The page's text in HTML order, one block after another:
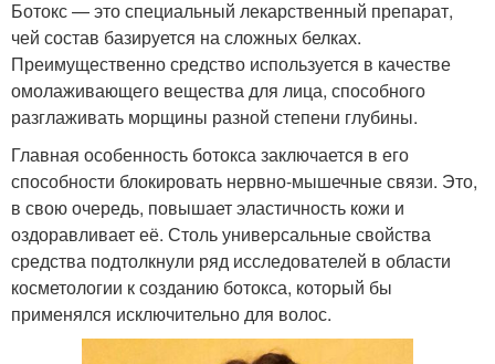
Ботокс — это специальный лекарственный препарат,
чей состав базируется на сложных белках.
Преимущественно средство используется в качестве
омолаживающего вещества для лица, способного
разглаживать морщины разной степени глубины.
Главная особенность ботокса заключается в его
способности блокировать нервно-мышечные связи. Это,
в свою очередь, повышает эластичность кожи и
оздоравливает её. Столь универсальные свойства
средства подтолкнули ряд исследователей в области
косметологии к созданию ботокса, который бы
применялся исключительно для волос.